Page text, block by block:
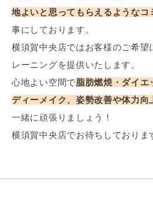
地よいと思ってもらえるようなコ
事にしております。
横須賀中央店ではお客様のご希望
レーニングを提供いたします。
心地よい空間で脂肪燃焼・ダイエ
ディーメイク、姿勢改善や体力向
一緒に頑張りましょう！
横須賀中央店でお待ちしておりま